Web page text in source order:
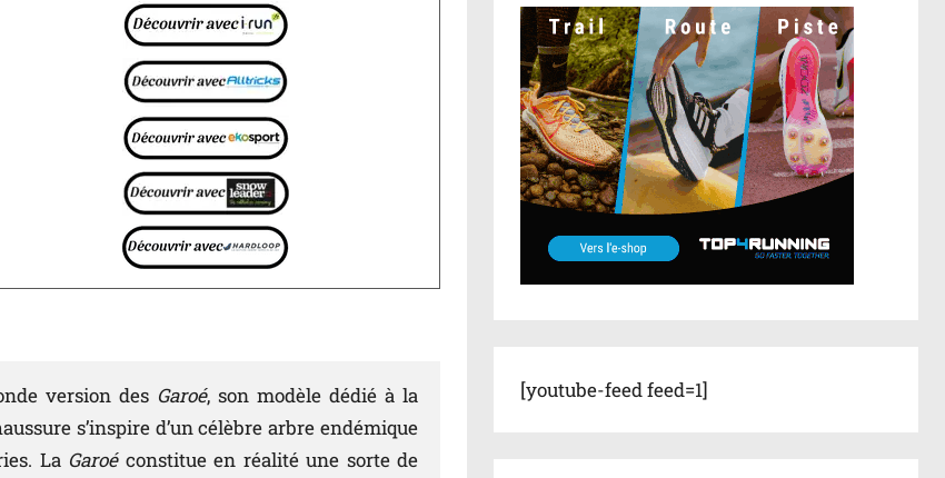
version des Garoé, son modèle dédié à la
s’inspire d’un célèbre arbre endémique
La Garoé constitue en réalité une sorte de
[youtube-feed feed=1]